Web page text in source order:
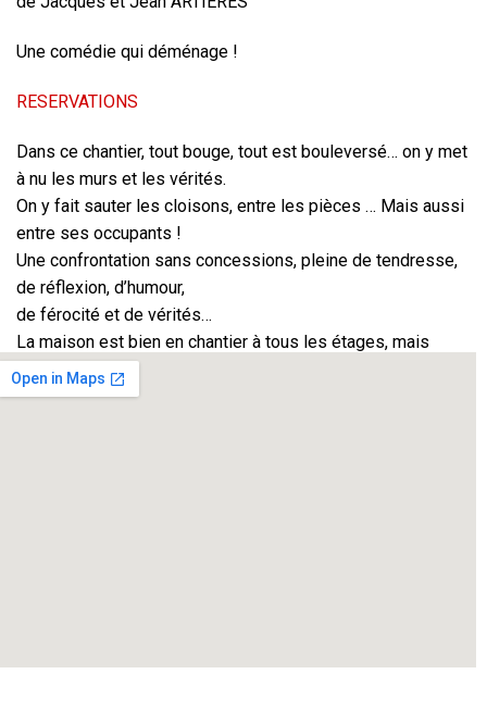
Une comédie qui déménage !
RESERVATIONS
Dans ce chantier, tout bouge, tout est bouleversé… on y met
à nu les murs et les vérités.
On y fait sauter les cloisons, entre les pièces … Mais aussi
entre ses occupants !
Une confrontation sans concessions, pleine de tendresse,
de réflexion, d’humour,
de férocité et de vérités…
La maison est bien en chantier à tous les étages, mais
aussi et surtout dans la tête
de ses habitants.